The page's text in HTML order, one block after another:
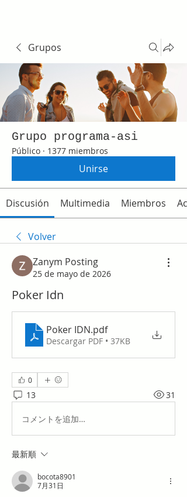
Grupos
Grupo programa-asi
Público · 1377 miembros
Unirse
Discusión Multimedia Miembros
Volver
Zanym Posting
25 de mayo de 2026
Poker Idn
Poker IDN.pdf
Descargar PDF • 37KB
0
13 31
コメントを追加…
最新順
bocota8901
7月31日